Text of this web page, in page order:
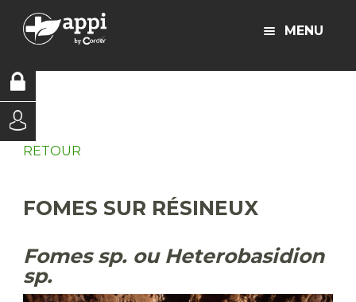
MENU
RETOUR
FOMES SUR RÉSINEUX
Fomes sp. ou Heterobasidion
sp.